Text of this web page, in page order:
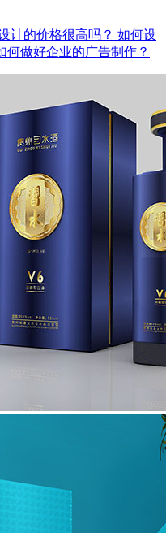
计的价格很高吗？ 如何设
何做好企业的广告制作？